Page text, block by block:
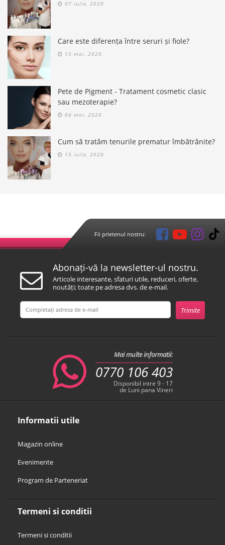
07 iulie, 2020
Care este diferența între seruri și fiole?
15 mai, 2020
Pete de Pigment - Tratament cosmetic clasic
sau mezoterapie?
04 mai, 2020
Cum să tratăm tenurile prematur îmbătrânite?
15 iulie, 2020
Fii prietenul nostru:
Informatii utile
Magazin online
Evenimente
Program de Parteneriat
Termeni si conditii
Termeni si conditii
Abonați-vă la newsletter-ul nostru.
Articole interesante, sfaturi utile, reduceri, oferte,
noutăți; toate pe adresa dvs. de e-mail.
Mai multe informatii:
0770 106 403
Disponibil intre 9 - 17
de Luni pana Vineri